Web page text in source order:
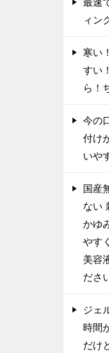
ィン
寒い
すい
ら！
今の
付け
いや
国産
ない
かゆ
やす
美容
ださ
ジェ
時間
だけ